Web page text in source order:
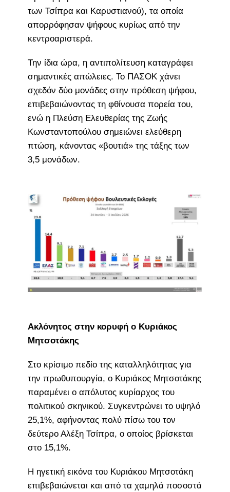
των Τσίπρα και Καρυστιανού), τα οποία
απορρόφησαν ψήφους κυρίως από την
κεντροαριστερά.
Την ίδια ώρα, η αντιπολίτευση καταγράφει
σημαντικές απώλειες. Το ΠΑΣΟΚ χάνει
σχεδόν δύο μονάδες στην πρόθεση ψήφου,
επιβεβαιώνοντας τη φθίνουσα πορεία του,
ενώ η Πλεύση Ελευθερίας της Ζωής
Κωνσταντοπούλου σημειώνει ελεύθερη
πτώση, κάνοντας «βουτιά» της τάξης των
3,5 μονάδων.
Ακλόνητος στην κορυφή ο Κυριάκος
Μητσοτάκης
Στο κρίσιμο πεδίο της καταλληλότητας για
την πρωθυπουργία, ο Κυριάκος Μητσοτάκης
παραμένει ο απόλυτος κυρίαρχος του
πολιτικού σκηνικού. Συγκεντρώνει το υψηλό
25,1%, αφήνοντας πολύ πίσω του τον
δεύτερο Αλέξη Τσίπρα, ο οποίος βρίσκεται
στο 15,1%.
Η ηγετική εικόνα του Κυριάκου Μητσοτάκη
επιβεβαιώνεται και από τα χαμηλά ποσοστά